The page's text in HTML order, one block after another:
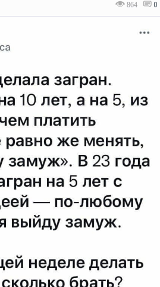
864 0